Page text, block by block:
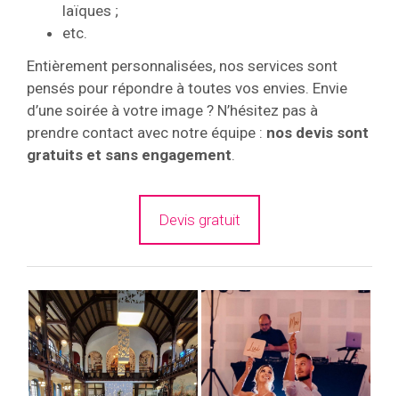
laïques ;
etc.
Entièrement personnalisées, nos services sont
pensés pour répondre à toutes vos envies. Envie
d’une soirée à votre image ? N’hésitez pas à
prendre contact avec notre équipe : nos devis sont
gratuits et sans engagement.
Devis gratuit